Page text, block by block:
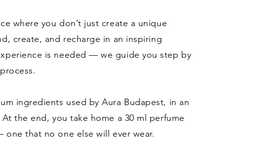
where you don’t just create a unique
create, and recharge in an inspiring
is needed — we guide you step by
ingredients used by Aura Budapest, in an
the end, you take home a 30 ml perfume
that no one else will ever wear.